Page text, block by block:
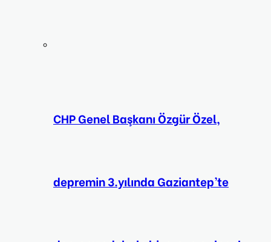
CHP Genel Başkanı Özgür Özel,
depremin 3.yılında Gaziantep’te